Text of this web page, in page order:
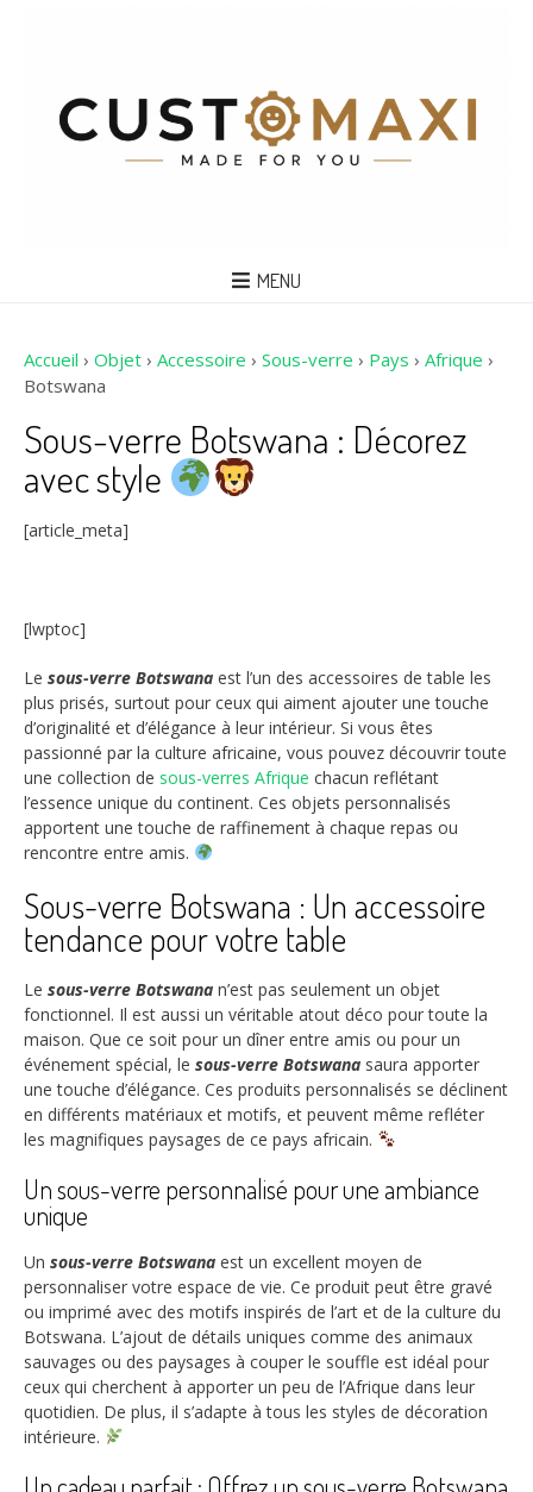
MENU
Accueil › Objet › Accessoire › Sous-verre › Pays › Afrique ›
Botswana
Sous-verre Botswana : Décorez
avec style
[article_meta]
[lwptoc]
Le sous-verre Botswana est l’un des accessoires de table les
plus prisés, surtout pour ceux qui aiment ajouter une touche
d’originalité et d’élégance à leur intérieur. Si vous êtes
passionné par la culture africaine, vous pouvez découvrir toute
une collection de sous-verres Afrique chacun reflétant
l’essence unique du continent. Ces objets personnalisés
apportent une touche de raffinement à chaque repas ou
rencontre entre amis.
Sous-verre Botswana : Un accessoire
tendance pour votre table
Le sous-verre Botswana n’est pas seulement un objet
fonctionnel. Il est aussi un véritable atout déco pour toute la
maison. Que ce soit pour un dîner entre amis ou pour un
événement spécial, le sous-verre Botswana saura apporter
une touche d’élégance. Ces produits personnalisés se déclinent
en différents matériaux et motifs, et peuvent même refléter
les magnifiques paysages de ce pays africain.
Un sous-verre personnalisé pour une ambiance
unique
Un sous-verre Botswana est un excellent moyen de
personnaliser votre espace de vie. Ce produit peut être gravé
ou imprimé avec des motifs inspirés de l’art et de la culture du
Botswana. L’ajout de détails uniques comme des animaux
sauvages ou des paysages à couper le souffle est idéal pour
ceux qui cherchent à apporter un peu de l’Afrique dans leur
quotidien. De plus, il s’adapte à tous les styles de décoration
intérieure.